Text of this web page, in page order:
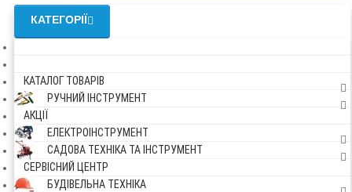
КАТЕГОРІЇ
КАТАЛОГ ТОВАРІВ
РУЧНИЙ ІНСТРУМЕНТ
АКЦІЇ
ЕЛЕКТРОІНСТРУМЕНТ
САДОВА ТЕХНІКА ТА ІНСТРУМЕНТ
СЕРВІСНИЙ ЦЕНТР
БУДІВЕЛЬНА ТЕХНІКА